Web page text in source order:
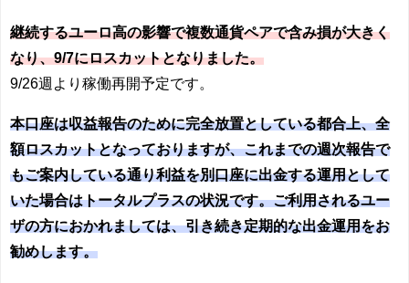
継続するユーロ高の影響で複数通貨ペアで含み損が大きく
なり、9/7にロスカットとなりました。
9/26週より稼働再開予定です。
本口座は収益報告のために完全放置としている都合上、全
額ロスカットとなっておりますが、これまでの週次報告で
もご案内している通り利益を別口座に出金する運用として
いた場合はトータルプラスの状況です。ご利用されるユー
ザの方におかれましては、引き続き定期的な出金運用をお
勧めします。